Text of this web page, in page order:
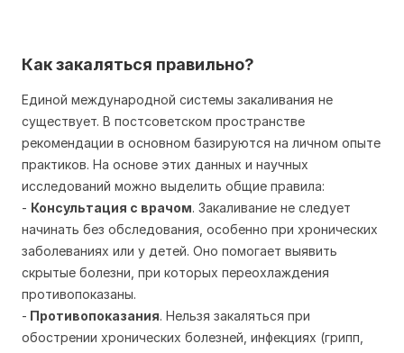
Как закаляться правильно?
Единой международной системы закаливания не
существует. В постсоветском пространстве
рекомендации в основном базируются на личном опыте
практиков. На основе этих данных и научных
исследований можно выделить общие правила:
- Консультация с врачом. Закаливание не следует
начинать без обследования, особенно при хронических
заболеваниях или у детей. Оно помогает выявить
скрытые болезни, при которых переохлаждения
противопоказаны.
- Противопоказания. Нельзя закаляться при
обострении хронических болезней, инфекциях (грипп,